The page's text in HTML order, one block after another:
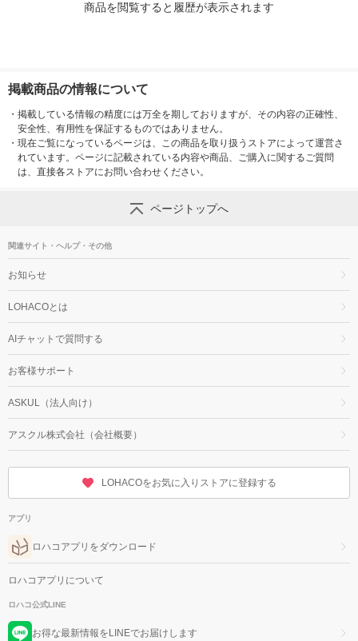
商品を閲覧すると履歴が表示されます
掲載商品の情報について
・ 掲載している情報の精度には万全を期しておりますが、その内容の正確性、
安全性、有用性を保証するものではありません。
・ 現在ご覧になっているページは、この商品を取り扱うストアによって運営さ
れています。ページに記載されている内容や商品、ご購入に関するご質問
は、直接各ストアにお問い合わせください。
ページトップへ
関連サイト・ヘルプ・その他
お知らせ
LOHACOとは
AIチャットで質問する
お客様サポート
ASKUL（法人向け）
アスクル株式会社（会社概要）
LOHACOをお気に入りストアに登録する
アプリ
ロハコアプリをダウンロード
ロハコアプリについて
ロハコ公式LINE
お得な最新情報をLINEでお届けします